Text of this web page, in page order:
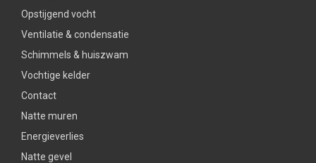
Opstijgend vocht
Ventilatie & condensatie
Schimmels & huiszwam
Vochtige kelder
Contact
Natte muren
Energieverlies
Natte gevel